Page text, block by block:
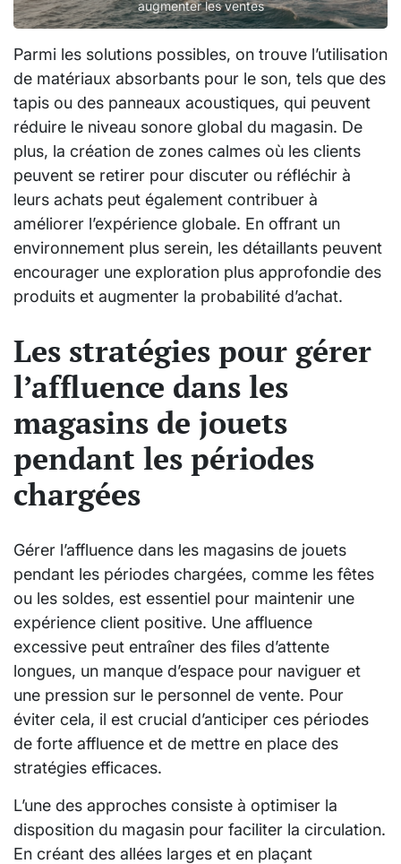
augmenter les ventes
Parmi les solutions possibles, on trouve l’utilisation
de matériaux absorbants pour le son, tels que des
tapis ou des panneaux acoustiques, qui peuvent
réduire le niveau sonore global du magasin. De
plus, la création de zones calmes où les clients
peuvent se retirer pour discuter ou réfléchir à
leurs achats peut également contribuer à
améliorer l’expérience globale. En offrant un
environnement plus serein, les détaillants peuvent
encourager une exploration plus approfondie des
produits et augmenter la probabilité d’achat.
Les stratégies pour gérer
l’affluence dans les
magasins de jouets
pendant les périodes
chargées
Gérer l’affluence dans les magasins de jouets
pendant les périodes chargées, comme les fêtes
ou les soldes, est essentiel pour maintenir une
expérience client positive. Une affluence
excessive peut entraîner des files d’attente
longues, un manque d’espace pour naviguer et
une pression sur le personnel de vente. Pour
éviter cela, il est crucial d’anticiper ces périodes
de forte affluence et de mettre en place des
stratégies efficaces.
L’une des approches consiste à optimiser la
disposition du magasin pour faciliter la circulation.
En créant des allées larges et en plaçant